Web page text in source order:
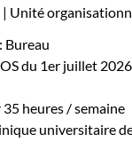
Unité
Bureau
du 1er juillet
heures / semaine
universitaire